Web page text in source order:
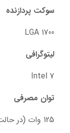
سوکت پردازنده
LGA 1700
لیتوگرافی
Intel 7
توان مصرفی
125 وات (در حالت پایه) | 190 وات (در حالت توربو)